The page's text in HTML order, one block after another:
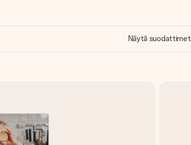
nopeammin kuin ehdit sanoa “yllätys!”
Näytä suodattimet